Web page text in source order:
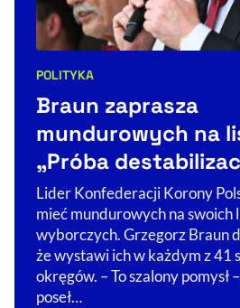
Kategorie artykułu:
POLITYKA
Braun zaprasza
mundurowych na
„Próba
Lider Konfederacji Korony
mieć mundurowych na swoich
wyborczych. Grzegorz Braun
że wystawi ich w każdym z 41
okręgów. – To szalony pomysł
poseł…